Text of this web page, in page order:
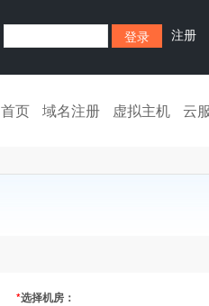
注册
首页 域名注册 虚拟主机 云
*选择机房：